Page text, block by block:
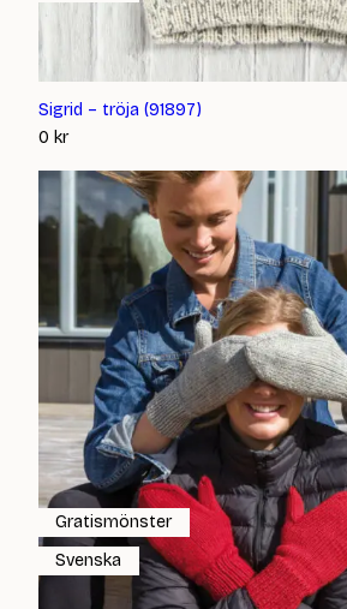
Sigrid – tröja (91897)
0 kr
Gratismönster
Svenska